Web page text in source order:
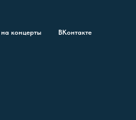
концерты ВКонтакте